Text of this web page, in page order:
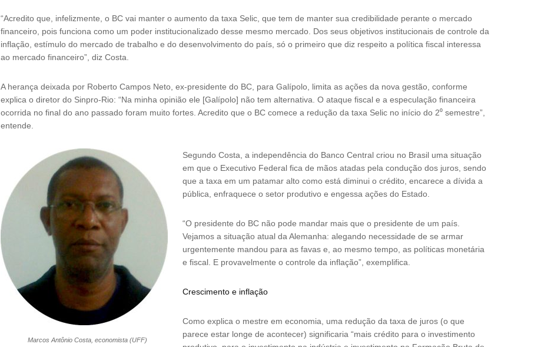
“Acredito que, infelizmente, o BC vai manter o aumento da taxa Selic, que tem de manter sua credibilidade perante o mercado
financeiro, pois funciona como um poder institucionalizado desse mesmo mercado. Dos seus objetivos institucionais de controle da
inflação, estímulo do mercado de trabalho e do desenvolvimento do país, só o primeiro que diz respeito a política fiscal interessa
ao mercado financeiro”, diz Costa.
A herança deixada por Roberto Campos Neto, ex-presidente do BC, para Galípolo, limita as ações da nova gestão, conforme
explica o diretor do Sinpro-Rio: “Na minha opinião ele [Galípolo] não tem alternativa. O ataque fiscal e a especulação financeira
ocorrida no final do ano passado foram muito fortes. Acredito que o BC comece a redução da taxa Selic no início do 2⁰ semestre”,
entende.
Marcos Antônio Costa, economista (UFF)
Segundo Costa, a independência do Banco Central criou no Brasil uma situação
em que o Executivo Federal fica de mãos atadas pela condução dos juros, sendo
que a taxa em um patamar alto como está diminui o crédito, encarece a dívida a
pública, enfraquece o setor produtivo e engessa ações do Estado.
“O presidente do BC não pode mandar mais que o presidente de um país.
Vejamos a situação atual da Alemanha: alegando necessidade de se armar
urgentemente mandou para as favas e, ao mesmo tempo, as políticas monetária
e fiscal. E provavelmente o controle da inflação”, exemplifica.
Crescimento e inflação
Como explica o mestre em economia, uma redução da taxa de juros (o que
parece estar longe de acontecer) significaria “mais crédito para o investimento